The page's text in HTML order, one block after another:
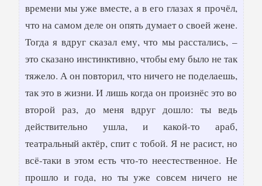
времени мы уже вместе, а в его глазах я прочёл,
что на самом деле он опять думает о своей жене.
Тогда я вдруг сказал ему, что мы расстались, –
это сказано инстинктивно, чтобы ему было не так
тяжело. А он повторил, что ничего не поделаешь,
так это в жизни. И лишь когда он произнёс это во
второй раз, до меня вдруг дошло: ты ведь
действительно ушла, и какой-то араб,
театральный актёр, спит с тобой. Я не расист, но
всё-таки в этом есть что-то неестественное. Не
прошло и года, но ты уже совсем ничего не